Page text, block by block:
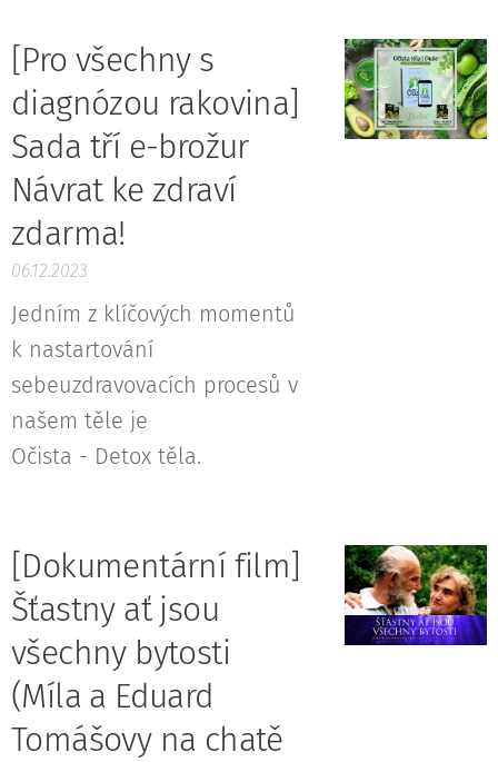
[Pro všechny s
diagnózou rakovina]
Sada tří e-brožur
Návrat ke zdraví
zdarma!
06.12.2023
Jedním z klíčových momentů
k nastartování
sebeuzdravovacích procesů v
našem těle je
Očista - Detox těla.
[Dokumentární film]
Šťastny ať jsou
všechny bytosti
(Míla a Eduard
Tomášovy na chatě